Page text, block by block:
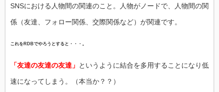
SNSにおける人物間の関連のこと。人物がノードで、人物間の関
係（友達、フォロー関係、交際関係など）が関連です。
これをRDBでやろうとすると・・・。
「友達の友達の友達」 というように結合を多用することになり低
速になってしまう。（本当か？？）